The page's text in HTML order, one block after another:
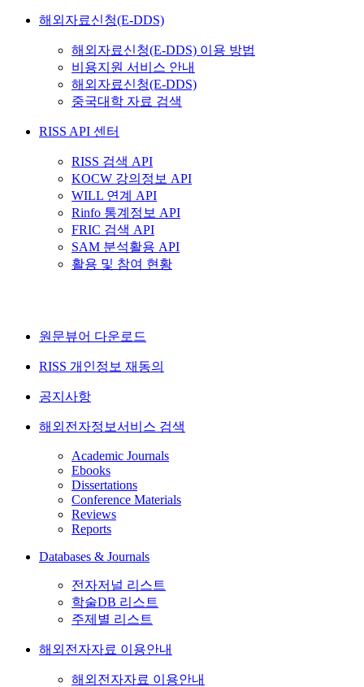
해외자료신청(E-DDS)
해외자료신청(E-DDS) 이용 방법
비용지원 서비스 안내
해외자료신청(E-DDS)
중국대학 자료 검색
RISS API 센터
RISS 검색 API
KOCW 강의정보 API
WILL 연계 API
Rinfo 통계정보 API
FRIC 검색 API
SAM 분석활용 API
활용 및 참여 현황
원문뷰어 다운로드
RISS 개인정보 재동의
공지사항
해외전자정보서비스 검색
Academic Journals
Ebooks
Dissertations
Conference Materials
Reviews
Reports
Databases & Journals
전자저널 리스트
학술DB 리스트
주제별 리스트
해외전자자료 이용안내
해외전자자료 이용안내